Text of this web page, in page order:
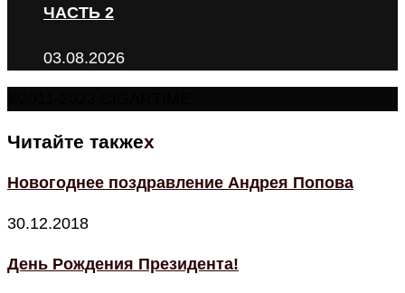
ЧАСТЬ 2
03.08.2026
Читайте такжеx
Новогоднее поздравление Андрея Попова
30.12.2018
День Рождения Президента!